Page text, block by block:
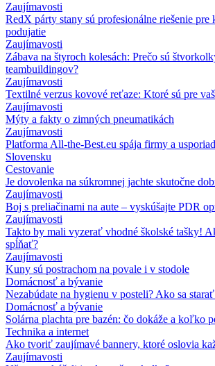
Zaujímavosti
RedX párty stany sú profesionálne riešenie pre
podujatie
Zaujímavosti
Zábava na štyroch kolesách: Prečo sú
teambuildingov?
Zaujímavosti
Textilné verzus kovové reťaze: Ktoré sú pre
Zaujímavosti
Mýty a fakty o zimných pneumatikách
Zaujímavosti
Platforma All-the-Best.eu spája firmy a
Slovensku
Cestovanie
Je dovolenka na súkromnej jachte skutočne
Zaujímavosti
Boj s preliačinami na aute – vyskúšajte PDR
Zaujímavosti
Takto by mali vyzerať vhodné školské tašky!
spĺňať?
Zaujímavosti
Kuny sú postrachom na povale i v stodole
Domácnosť a bývanie
Nezabúdate na hygienu v posteli? Ako sa
Domácnosť a bývanie
Solárna plachta pre bazén: čo dokáže a koľko
Technika a internet
Ako tvoriť zaujímavé bannery, ktoré oslovia
Zaujímavosti